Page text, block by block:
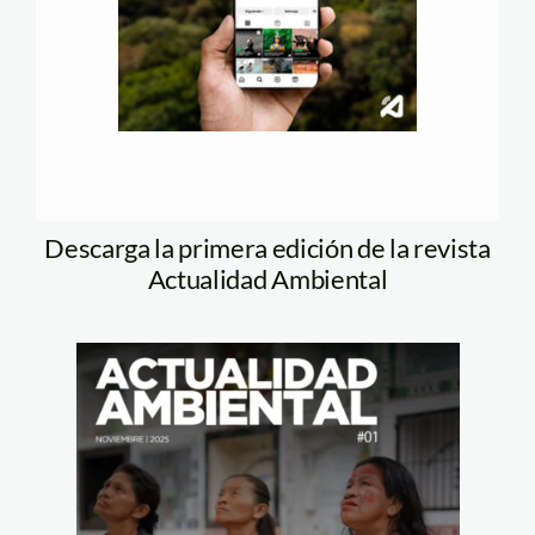
Descarga la primera edición de la revista
Actualidad Ambiental